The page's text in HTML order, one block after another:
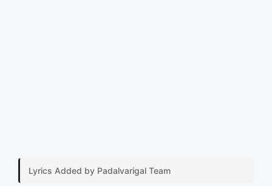
Lyrics Added by Padalvarigal Team